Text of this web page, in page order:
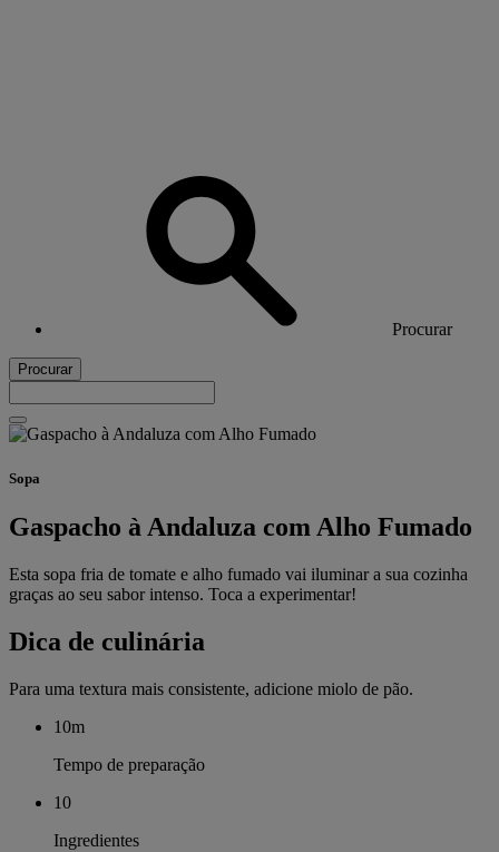
Procurar
Procurar
Sopa
Gaspacho à Andaluza com Alho Fumado
Esta sopa fria de tomate e alho fumado vai iluminar a sua cozinha
graças ao seu sabor intenso. Toca a experimentar!
Dica de culinária
Para uma textura mais consistente, adicione miolo de pão.
10m
Tempo de preparação
10
Ingredientes